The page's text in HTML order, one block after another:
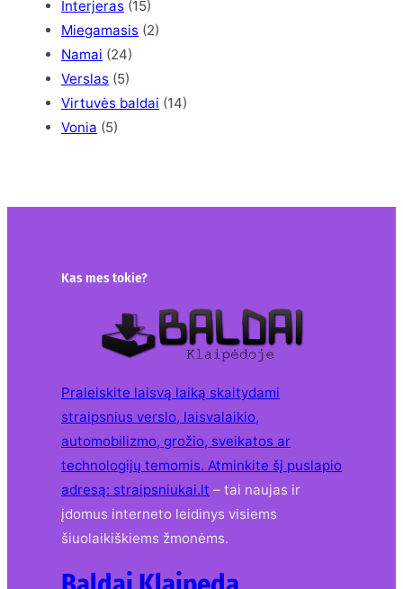
Interjeras (15)
Miegamasis (2)
Namai (24)
Verslas (5)
Virtuvės baldai (14)
Vonia (5)
Kas mes tokie?
Praleiskite laisvą laiką skaitydami
straipsnius verslo, laisvalaikio,
automobilizmo, grožio, sveikatos ar
technologijų temomis. Atminkite šį puslapio
adresą: straipsniukai.lt – tai naujas ir
įdomus interneto leidinys visiems
šiuolaikiškiems žmonėms.